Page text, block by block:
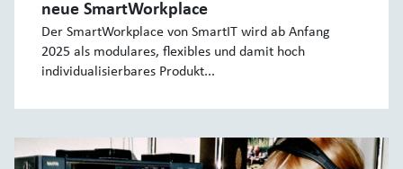
neue SmartWorkplace
Der SmartWorkplace von SmartIT wird ab Anfang
2025 als modulares, flexibles und damit hoch
individualisierbares Produkt...